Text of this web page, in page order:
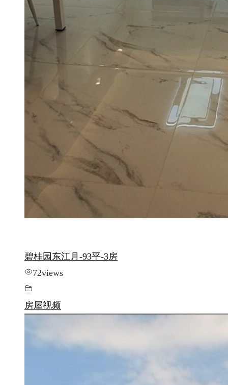
碧桂园东江月-93平-3房
72views
房屋视频